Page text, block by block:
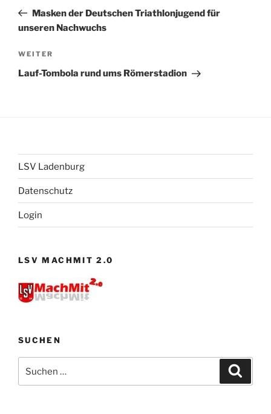
Beitrag
Masken der Deutschen Triathlonjugend für
unseren Nachwuchs
Nächster
Beitrag
WEITER
Lauf-Tombola rund ums Römerstadion
LSV Ladenburg
Datenschutz
Login
LSV MACHMIT 2.0
SUCHEN
nach: